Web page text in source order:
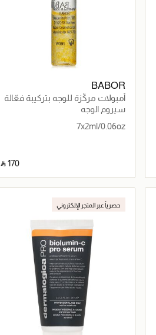
BABOR
أمبولات مركّزة للوجه بتركيبة فعّالة
متقدمة
سيروم الوجه
7x2ml/0.06oz
‎ ⃁ ⁦170⁩ ‎
جاري تحميل التفاصيل
حصرياً عبر المتجر الإلكتروني